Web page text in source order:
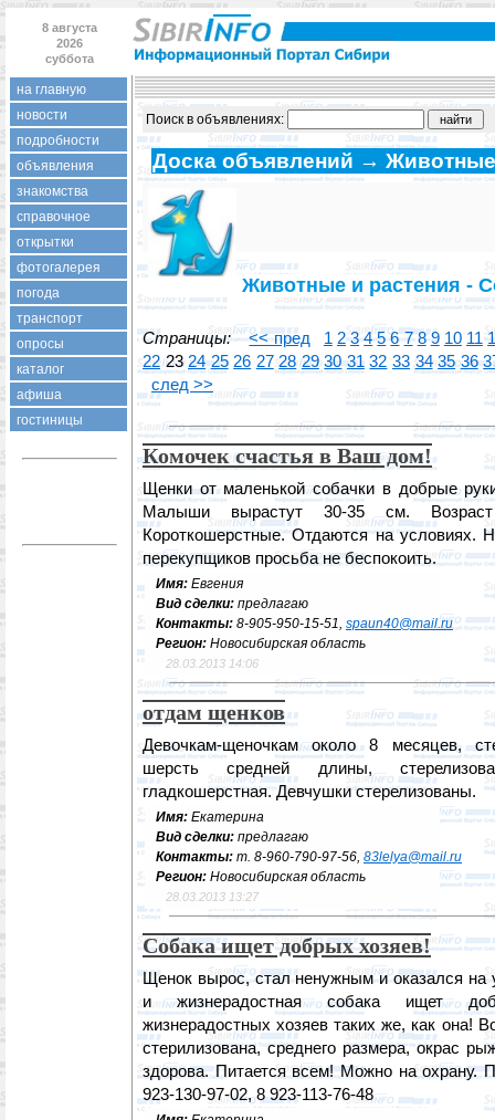
8 августа
2026
суббота
на главную
новости
подробности
объявления
знакомства
справочное
открытки
фотогалерея
погода
транспорт
опросы
каталог
афиша
гостиницы
Поиск в объявлениях:
Доска объявлений → Животные
Животные и растения -
Страницы: << пред 1 2 3 4 5 6 7 8 9 10 11
2223 24 25 26 27 28 29 30 31 32 33 34 35 36
след >>
Комочек счастья в Ваш дом!
Щенки от маленькой собачки в добрые
Малыши вырастут 30-35 см.
Короткошерстные. Отдаются на условиях.
перекупщиков просьба не беспокоить.
Имя: Евгения
Вид сделки: предлагаю
Контакты: 8-905-950-15-51, spaun40@mail.ru
Регион: Новосибирская область
28.03.2013 14:06
отдам щенков
Девочкам-щеночкам около 8 месяцев,
шерсть средней длины,
гладкошерстная. Девчушки стерелизованы.
Имя: Екатерина
Вид сделки: предлагаю
Контакты: т. 8-960-790-97-56, 83lelya@mail.ru
Регион: Новосибирская область
28.03.2013 13:27
Собака ищет добрых хозяев!
Щенок вырос, стал ненужным и оказался на
и жизнерадостная собака ищет
жизнерадостных хозяев таких же, как она!
стерилизована, среднего размера, окрас
здорова. Питается всем! Можно на охрану.
923-130-97-02, 8 923-113-76-48